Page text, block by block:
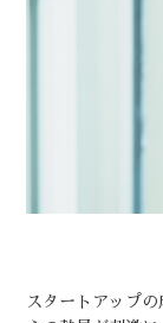
スタートアップ